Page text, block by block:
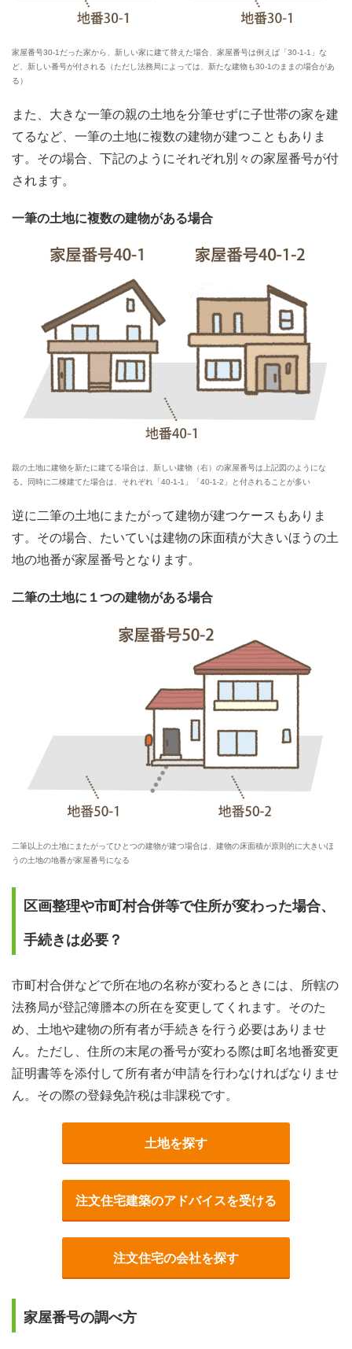
家屋番号30-1だった家から、新しい家に建て替えた場合、家屋番号は例えば「30-1-1」な
ど、新しい番号が付される（ただし法務局によっては、新たな建物も30-1のままの場合があ
る）
また、大きな一筆の親の土地を分筆せずに子世帯の家を建
てるなど、一筆の土地に複数の建物が建つこともありま
す。その場合、下記のようにそれぞれ別々の家屋番号が付
されます。
一筆の土地に複数の建物がある場合
親の土地に建物を新たに建てる場合は、新しい建物（右）の家屋番号は上記図のようにな
る。同時に二棟建てた場合は、それぞれ「40-1-1」「40-1-2」と付されることが多い
逆に二筆の土地にまたがって建物が建つケースもありま
す。その場合、たいていは建物の床面積が大きいほうの土
地の地番が家屋番号となります。
二筆の土地に１つの建物がある場合
二筆以上の土地にまたがってひとつの建物が建つ場合は、建物の床面積が原則的に大きいほ
うの土地の地番が家屋番号になる
区画整理や市町村合併等で住所が変わった場合、
手続きは必要？
市町村合併などで所在地の名称が変わるときには、所轄の
法務局が登記簿謄本の所在を変更してくれます。そのた
め、土地や建物の所有者が手続きを行う必要はありませ
ん。ただし、住所の末尾の番号が変わる際は町名地番変更
証明書等を添付して所有者が申請を行わなければなりませ
ん。その際の登録免許税は非課税です。
土地を探す
注文住宅建築のアドバイスを受ける
注文住宅の会社を探す
家屋番号の調べ方